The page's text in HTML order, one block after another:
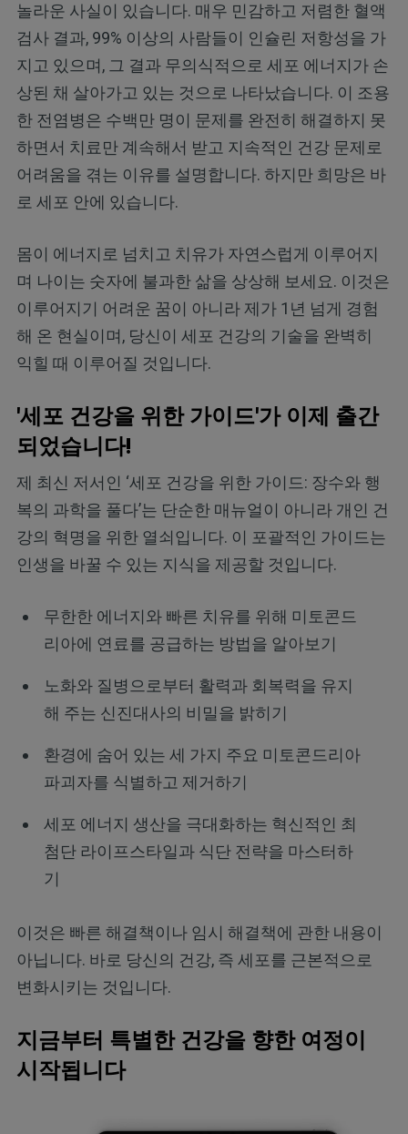
놀라운 사실이 있습니다. 매우 민감하고 저렴한 혈액
검사 결과, 99% 이상의 사람들이 인슐린 저항성을 가
지고 있으며, 그 결과 무의식적으로 세포 에너지가 손
상된 채 살아가고 있는 것으로 나타났습니다. 이 조용
한 전염병은 수백만 명이 문제를 완전히 해결하지 못
하면서 치료만 계속해서 받고 지속적인 건강 문제로
어려움을 겪는 이유를 설명합니다. 하지만 희망은 바
로 세포 안에 있습니다.
몸이 에너지로 넘치고 치유가 자연스럽게 이루어지
며 나이는 숫자에 불과한 삶을 상상해 보세요. 이것은
이루어지기 어려운 꿈이 아니라 제가 1년 넘게 경험
해 온 현실이며, 당신이 세포 건강의 기술을 완벽히
익힐 때 이루어질 것입니다.
'세포 건강을 위한 가이드'가 이제 출간
되었습니다!
제 최신 저서인 ‘세포 건강을 위한 가이드: 장수와 행
복의 과학을 풀다’는 단순한 매뉴얼이 아니라 개인 건
강의 혁명을 위한 열쇠입니다. 이 포괄적인 가이드는
인생을 바꿀 수 있는 지식을 제공할 것입니다.
무한한 에너지와 빠른 치유를 위해 미토콘드
리아에 연료를 공급하는 방법을 알아보기
노화와 질병으로부터 활력과 회복력을 유지
해 주는 신진대사의 비밀을 밝히기
환경에 숨어 있는 세 가지 주요 미토콘드리아
파괴자를 식별하고 제거하기
세포 에너지 생산을 극대화하는 혁신적인 최
첨단 라이프스타일과 식단 전략을 마스터하
기
이것은 빠른 해결책이나 임시 해결책에 관한 내용이
아닙니다. 바로 당신의 건강, 즉 세포를 근본적으로
변화시키는 것입니다.
지금부터 특별한 건강을 향한 여정이
시작됩니다